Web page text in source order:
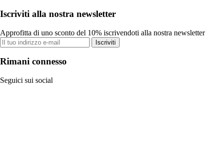
Iscriviti alla nostra newsletter
Approfitta di uno sconto del 10% iscrivendoti alla nostra newsletter
Iscriviti
Rimani connesso
Seguici sui social